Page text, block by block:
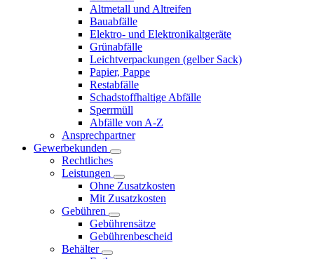
Altmetall und Altreifen
Bauabfälle
Elektro- und Elektronikaltgeräte
Grünabfälle
Leichtverpackungen (gelber Sack)
Papier, Pappe
Restabfälle
Schadstoffhaltige Abfälle
Sperrmüll
Abfälle von A-Z
Ansprechpartner
Gewerbekunden
Rechtliches
Leistungen
Ohne Zusatzkosten
Mit Zusatzkosten
Gebühren
Gebührensätze
Gebührenbescheid
Behälter